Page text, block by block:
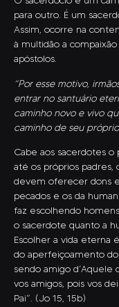
para outro. É um
Assim, ocorre na
à multidão a
apóstolos.
“Por esse motivo,
entrar no santuário
caminho novo e vivo
caminho de seu
Cabe aos sacerdotes
até os próprios padres,
devem oferecer dons
pecados e os da
faz escolhendo
o sacerdote quanto a
Escolher a vida eterna
do aperfeiçoamento
sendo amigo d’Aquele
vos amigos, pois vos
Pai”. (Jo 15, 15b)